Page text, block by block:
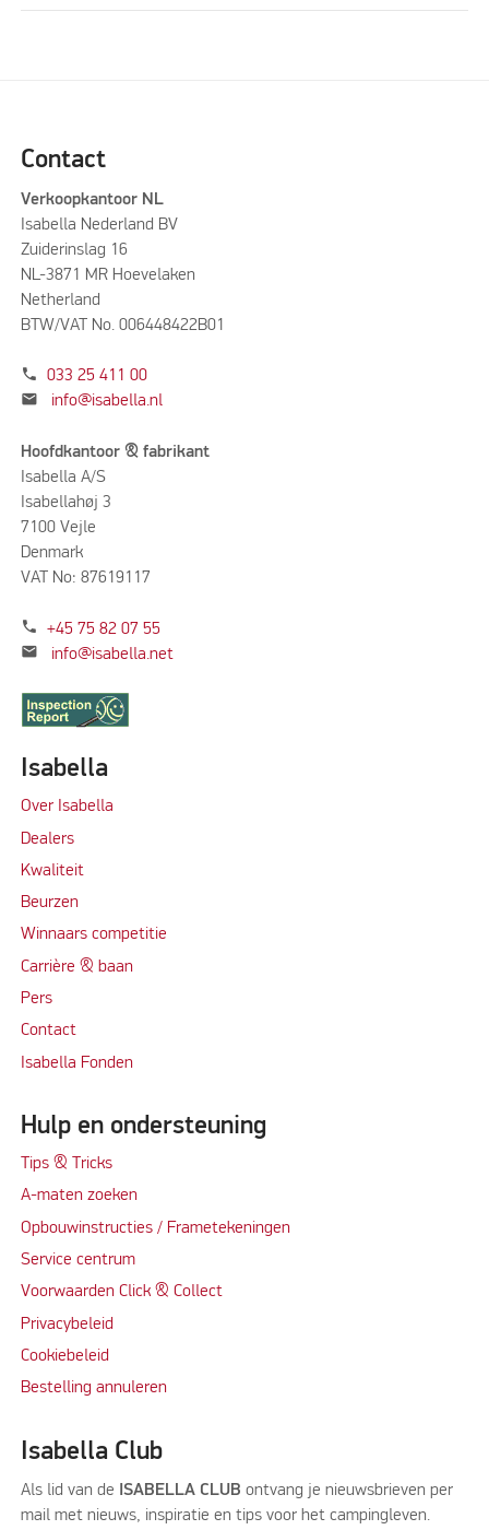
Contact
Verkoopkantoor NL
Isabella Nederland BV
Zuiderinslag 16
NL-3871 MR Hoevelaken
Netherland
BTW/VAT No. 006448422B01
phone 033 25 411 00
mail info@isabella.nl
Hoofdkantoor & fabrikant
Isabella A/S
Isabellahøj 3
7100 Vejle
Denmark
VAT No: 87619117
phone +45 75 82 07 55
mail info@isabella.net
Isabella
Over Isabella
Dealers
Kwaliteit
Beurzen
Winnaars competitie
Carrière & baan
Pers
Contact
Isabella Fonden
Hulp en ondersteuning
Tips & Tricks
A-maten zoeken
Opbouwinstructies / Frametekeningen
Service centrum
Voorwaarden Click & Collect
Privacybeleid
Cookiebeleid
Bestelling annuleren
Isabella Club
Als lid van de ISABELLA CLUB ontvang je nieuwsbrieven per
mail met nieuws, inspiratie en tips voor het campingleven.